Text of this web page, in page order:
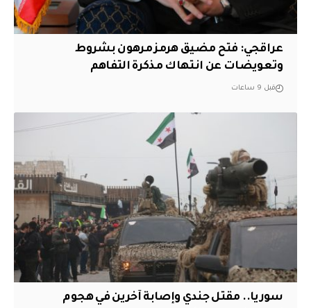
عراقجي: فتح مضيق هرمز مرهون بشروط
وتعويضات عن انتهاك مذكرة التفاهم
قبل 9 ساعات
سوريا.. مقتل جندي وإصابة آخرين في هجوم